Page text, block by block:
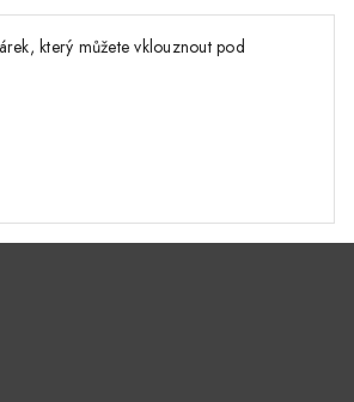
který můžete vklouznout pod